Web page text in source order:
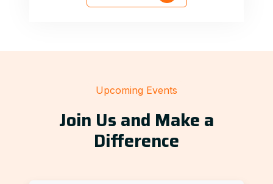
Upcoming Events
Join Us and Make a
Difference